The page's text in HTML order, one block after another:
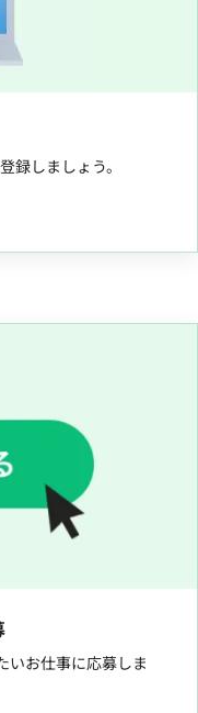
録しましょう。
いお仕事に応募しま